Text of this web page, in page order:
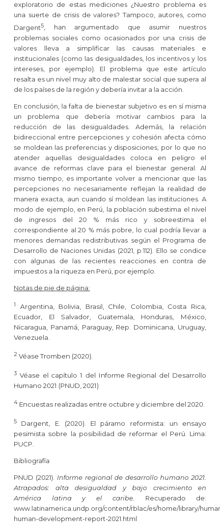
exploratorio de estas mediciones ¿Nuestro problema es
una suerte de crisis de valores? Tampoco, autores, como
Dargent5, han argumentado que asumir nuestros
problemas sociales como ocasionados por una crisis de
valores lleva a simplificar las causas materiales e
institucionales (como las desigualdades, los incentivos y los
intereses, por ejemplo). El problema que este artículo
resalta es un nivel muy alto de malestar social que supera al
de los países de la región y debería invitar a la acción.
En conclusión, la falta de bienestar subjetivo es en sí misma
un problema que debería motivar cambios para la
reducción de las desigualdades. Además, la relación
bidireccional entre percepciones y cohesión afecta cómo
se moldean las preferencias y disposiciones, por lo que no
atender aquellas desigualdades coloca en peligro el
avance de reformas clave para el bienestar general. Al
mismo tiempo, es importante volver a mencionar que las
percepciones no necesariamente reflejan la realidad de
manera exacta, aun cuando sí moldean las instituciones. A
modo de ejemplo, en Perú, la población subestima el nivel
de ingresos del 20 % más rico y sobreestima el
correspondiente al 20 % más pobre, lo cual podría llevar a
menores demandas redistributivas según el Programa de
Desarrollo de Naciones Unidas (2021, p.112). Ello se condice
con algunas de las recientes reacciones en contra de
impuestos a la riqueza en Perú, por ejemplo.
Notas de pie de página:
1
Argentina, Bolivia, Brasil, Chile, Colombia, Costa Rica,
Ecuador, El Salvador, Guatemala, Honduras, México,
Nicaragua, Panamá, Paraguay, Rep. Dominicana, Uruguay,
Venezuela.
2 Véase Tromben (2020).
3 Véase el capítulo 1 del Informe Regional del Desarrollo
Humano 2021 (PNUD, 2021)
4 Encuestas realizadas entre octubre y diciembre del 2020.
5 Dargent, E. (2020). El páramo reformista: un ensayo
pesimista sobre la posibilidad de reformar el Perú. Lima:
PUCP.
Bibliografía
PNUD (2021).
Informe regional de desarrollo humano 2021.
Atrapados: alta desigualdad y bajo crecimiento en
América latina y el caribe. Recuperado de:
www.latinamerica.undp.org/content/rblac/es/home/library/
human-development-report-2021.html